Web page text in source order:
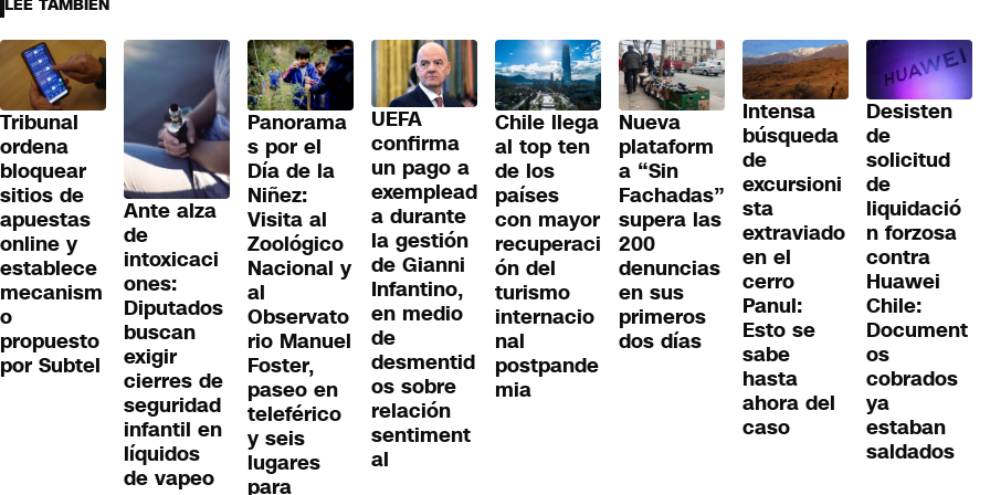
LEE TAMBIÉN
Tribunal
ordena
bloquear
sitios de
apuestas
online y
establece
mecanism
o
propuesto
por Subtel
Ante alza
de
intoxicaci
ones:
Diputados
buscan
exigir
cierres de
seguridad
infantil en
líquidos
de vapeo
Panorama
s por el
Día de la
Niñez:
Visita al
Zoológico
Nacional y
al
Observato
rio Manuel
Foster,
paseo en
teleférico
y seis
lugares
para
UEFA
confirma
un pago a
exemplead
a durante
la gestión
de Gianni
Infantino,
en medio
de
desmentid
os sobre
relación
sentiment
al
Chile llega
al top ten
de los
países
con mayor
recuperaci
ón del
turismo
internacio
nal
postpande
mia
Nueva
plataform
a “Sin
Fachadas”
supera las
200
denuncias
en sus
primeros
dos días
Intensa
búsqueda
de
excursioni
sta
extraviado
en el
cerro
Panul:
Esto se
sabe
hasta
ahora del
caso
Desisten
de
solicitud
de
liquidació
n forzosa
contra
Huawei
Chile:
Document
os
cobrados
ya
estaban
saldados